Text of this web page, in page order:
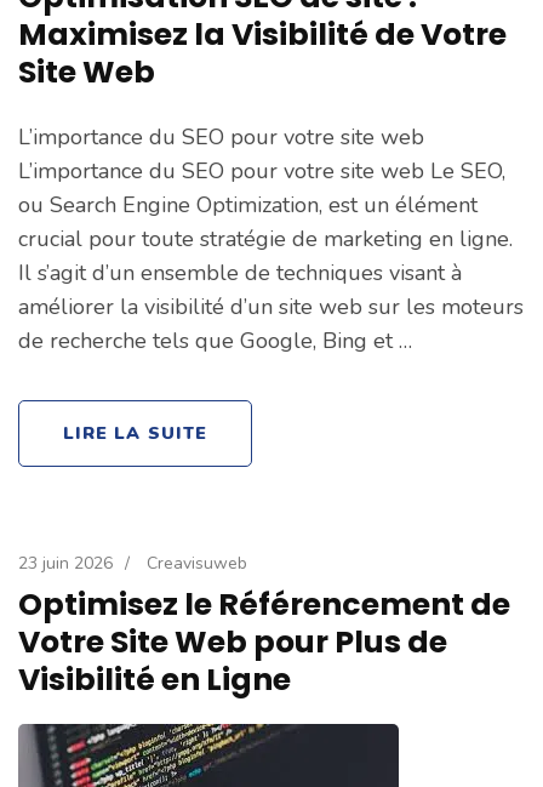
Maximisez la Visibilité de Votre
Site Web
L’importance du SEO pour votre site web
L’importance du SEO pour votre site web Le SEO,
ou Search Engine Optimization, est un élément
crucial pour toute stratégie de marketing en ligne.
Il s’agit d’un ensemble de techniques visant à
améliorer la visibilité d’un site web sur les moteurs
de recherche tels que Google, Bing et …
LIRE LA SUITE
23 juin 2026 / Creavisuweb
Optimisez le Référencement de
Votre Site Web pour Plus de
Visibilité en Ligne